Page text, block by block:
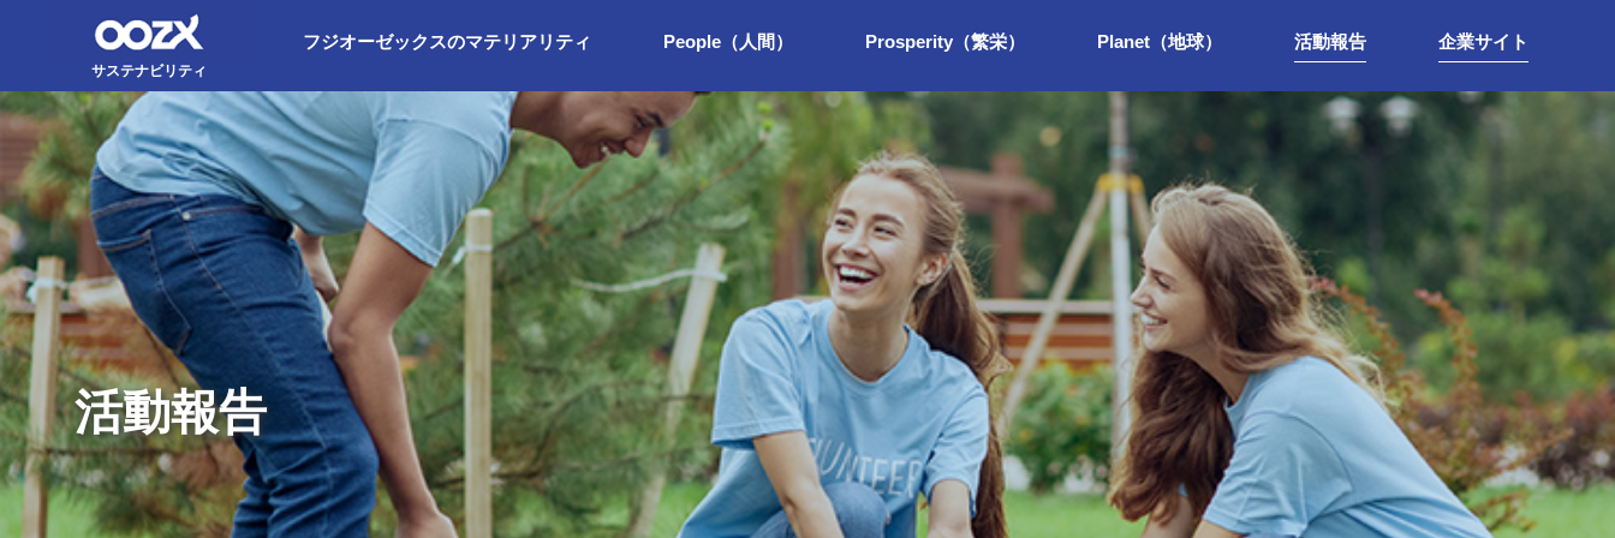
サステナビリティ
フジオーゼックスのマテリアリティ People（人間） Prosperity（繁栄） Planet（地球） 活動報告 企業サイト
活動報告